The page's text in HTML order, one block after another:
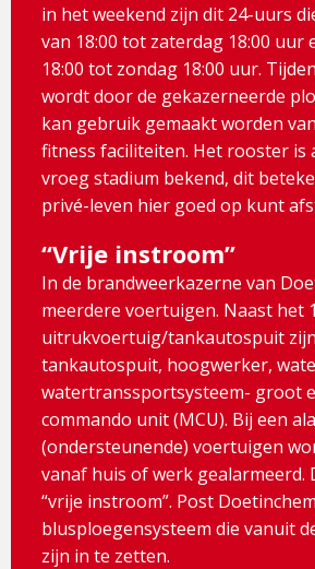
in het weekend zijn dit 24-uurs
van 18:00 tot zaterdag 18:00 uur
18:00 tot zondag 18:00 uur.
wordt door de gekazerneerde
kan gebruik gemaakt worden
fitness faciliteiten. Het rooster is
vroeg stadium bekend, dit
privé-leven hier goed op kunt
“Vrije instroom”
In de brandweerkazerne van
meerdere voertuigen. Naast het
uitrukvoertuig/tankautospuit
tankautospuit, hoogwerker,
watertranssportsysteem- groot
commando unit (MCU). Bij een
(ondersteunende) voertuigen
vanaf huis of werk gealarmeerd.
“vrije instroom”. Post
blusploegensysteem die vanuit
zijn in te zetten.